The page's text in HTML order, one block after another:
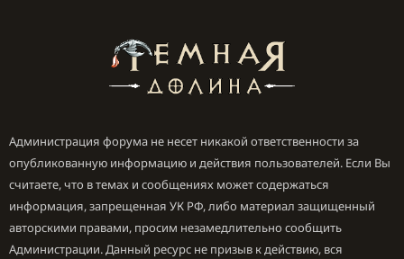
Администрация форума не несет никакой ответственности за
опубликованную информацию и действия пользователей. Если Вы
считаете, что в темах и сообщениях может содержаться
информация, запрещенная УК РФ, либо материал защищенный
авторскими правами, просим незамедлительно сообщить
Администрации. Данный ресурс не призыв к действию, вся